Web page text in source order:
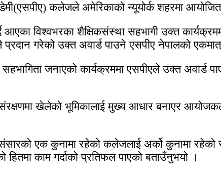
कलेजले अमेरिकाको न्यूयोर्क शहरमा आयोजित
आएका विश्वभरका शैक्षिकसंस्था सहभागी उक्त
प्रदान गरेको उक्त अवार्ड पाउने एसपीए नेपालको
जनाएको कार्यक्रममा एसपीएले उक्त अवार्ड
संरक्षणमा खेलेको भूमिकालाई मुख्य आधार बनाएर
एक कुनामा रहेको कलेजलाई अर्को कुनामा रहेको
काम गर्दाको प्रतिफल पाएको बताउँनुभयो ।